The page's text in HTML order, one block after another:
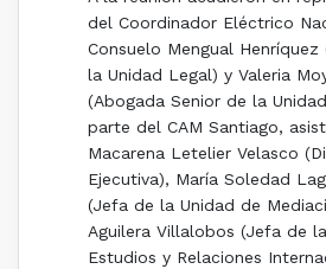
del Coordinador Eléctrico
Consuelo Mengual
la Unidad Legal) y Valeria
(Abogada Senior de la
parte del CAM Santiago,
Macarena Letelier Velasco
Ejecutiva), María Soledad
(Jefa de la Unidad de
Aguilera Villalobos (Jefa de
Estudios y Relaciones